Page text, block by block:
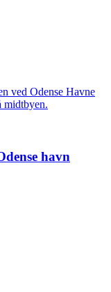
ved Odense Havne
midtbyen.
havn